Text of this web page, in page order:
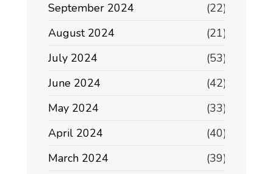
September 2024
(22)
August 2024
(21)
July 2024
(53)
June 2024
(42)
May 2024
(33)
April 2024
(40)
March 2024
(39)